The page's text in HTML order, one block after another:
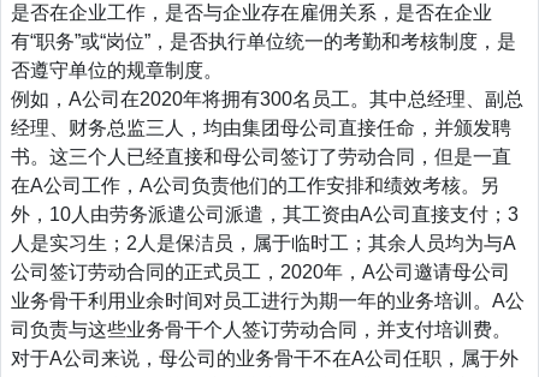
是否在企业工作，是否与企业存在雇佣关系，是否在企业
有“职务”或“岗位”，是否执行单位统一的考勤和考核制度，是
否遵守单位的规章制度。
例如，A公司在2020年将拥有300名员工。其中总经理、副总
经理、财务总监三人，均由集团母公司直接任命，并颁发聘
书。这三个人已经直接和母公司签订了劳动合同，但是一直
在A公司工作，A公司负责他们的工作安排和绩效考核。另
外，10人由劳务派遣公司派遣，其工资由A公司直接支付；3
人是实习生；2人是保洁员，属于临时工；其余人员均为与A
公司签订劳动合同的正式员工，2020年，A公司邀请母公司
业务骨干利用业余时间对员工进行为期一年的业务培训。A公
司负责与这些业务骨干个人签订劳动合同，并支付培训费。
对于A公司来说，母公司的业务骨干不在A公司任职，属于外